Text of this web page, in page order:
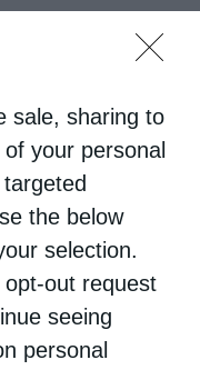
sale, sharing to
your personal
the below
selection.
out request
seeing
personal